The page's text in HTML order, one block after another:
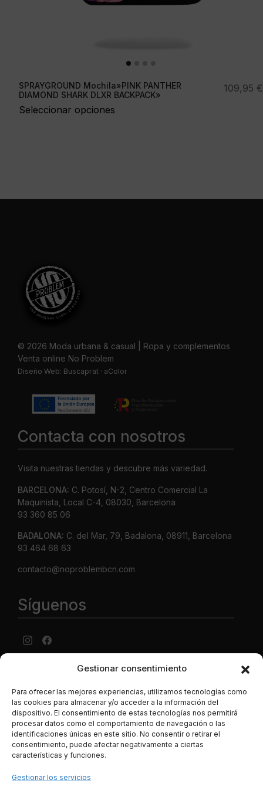
Gestionar consentimiento
Para ofrecer las mejores experiencias, utilizamos tecnologías como
las cookies para almacenar y/o acceder a la información del
dispositivo. El consentimiento de estas tecnologías nos permitirá
procesar datos como el comportamiento de navegación o las
identificaciones únicas en este sitio. No consentir o retirar el
consentimiento, puede afectar negativamente a ciertas
características y funciones.
Gestionar los servicios
SPRAYGROUND Mochila»PINK PANTHER
DIAMOND SHARK DLXR BACKPACK»
Seleccionar opciones
109,95 €
© 2026 Moda urbana & casual | Ropa y complementos
Venta online No Problem
Diseño Web: Buscaprat · aColor
Contacta con nosotros
Visita nuestras tiendas y descubre más variedad.
BARCELONA: C. Potosí, N-2, Centro Comercial La
Maquinista, Local C-4, 08030, Barcelona
93 360 85 06
BADALONA: C. del Mar, 79, Badalona, 08911, Barcelona
93 464 68 63
contacto@noproblembcn.com
Síguenos
Política de privacidad·Política de cookies ·
precios
LUJONYC S.L., C. Potosí, N-2, Centro Comercial La
Maquinista, Local C-4, 08030, Barcelona España. CIF B-
62786496. Los datos de las tarjetas de crédito se
introducen en una página segura de la entidad bancaria, y
íntegra, segura, y totalmente cifrada o encriptada a través